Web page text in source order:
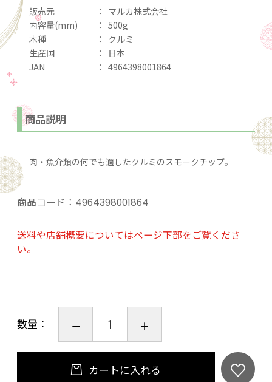
販売元 ： マルカ株式会社
内容量(mm)
： 500g
木種
： クルミ
生産国
： 日本
JAN
： 4964398001864
商品説明
肉・魚介類の何でも適したクルミのスモークチップ。
商品コード： 4964398001864
送料や店舗概要についてはページ下部をご覧くださ
い。
数量：
カートに入れる